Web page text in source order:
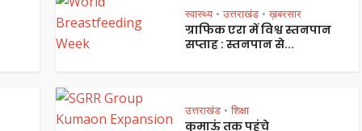
स्वास्थ्य • उत्तराखंड • ख़बरसार
ग्राफिक एरा में विश्व स्तनपान
सप्ताह : स्तनपान से...
उत्तराखंड • शिक्षा
कुमाऊं तक पहुंचे